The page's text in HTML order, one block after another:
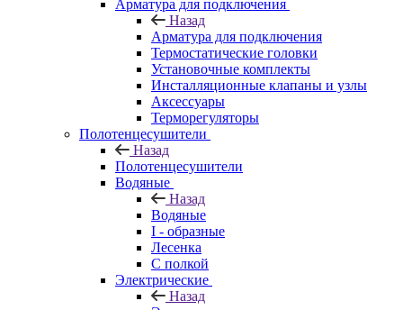
Арматура для подключения
Назад
Арматура для подключения
Термостатические головки
Установочные комплекты
Инсталляционные клапаны и узлы
Аксессуары
Терморегуляторы
Полотенцесушители
Назад
Полотенцесушители
Водяные
Назад
Водяные
I - образные
Лесенка
С полкой
Электрические
Назад